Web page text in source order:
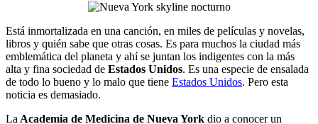
Está inmortalizada en una canción, en miles de películas y novelas,
libros y quién sabe que otras cosas. Es para muchos la ciudad más
emblemática del planeta y ahí se juntan los indigentes con la más
alta y fina sociedad de Estados Unidos. Es una especie de ensalada
de todo lo bueno y lo malo que tiene Estados Unidos. Pero esta
noticia es demasiado.
La Academia de Medicina de Nueva York dio a conocer un